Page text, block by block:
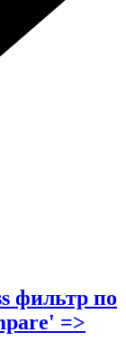
фильтр по
=>